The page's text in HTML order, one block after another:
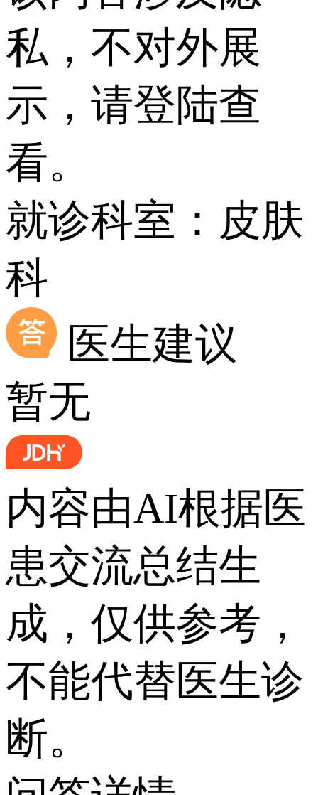
私，不对外展
示，请登陆查
看。
就诊科室：皮肤
科
医生建议
暂无
内容由AI根据医
患交流总结生
成，仅供参考，
不能代替医生诊
断。